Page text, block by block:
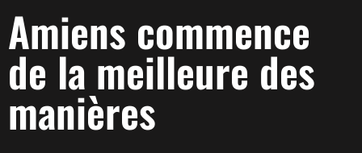
Amiens commence
de la meilleure des
manières